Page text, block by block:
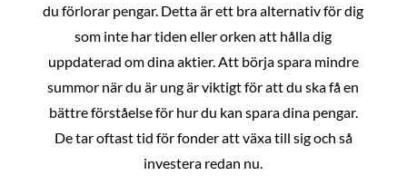
du förlorar pengar. Detta är ett bra alternativ för dig
som inte har tiden eller orken att hålla dig
uppdaterad om dina aktier. Att börja spara mindre
summor när du är ung är viktigt för att du ska få en
bättre förståelse för hur du kan spara dina pengar.
De tar oftast tid för fonder att växa till sig och så
investera redan nu.